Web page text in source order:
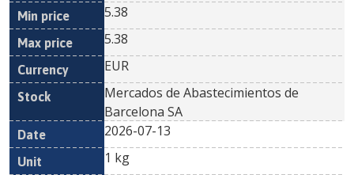
5.38
5.38
EUR
Mercados de Abastecimientos de
Barcelona SA
2026-07-13
1 kg